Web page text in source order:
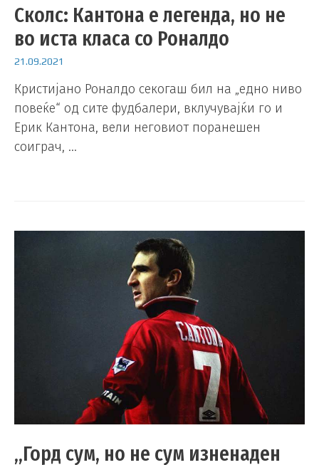
Сколс: Кантона е легенда, но не
во иста класа со Роналдо
21.09.2021
Кристијано Роналдо секогаш бил на „едно ниво
повеќе“ од сите фудбалери, вклучувајќи го и
Ерик Кантона, вели неговиот поранешен
соиграч, …
„Горд сум, но не сум изненаден